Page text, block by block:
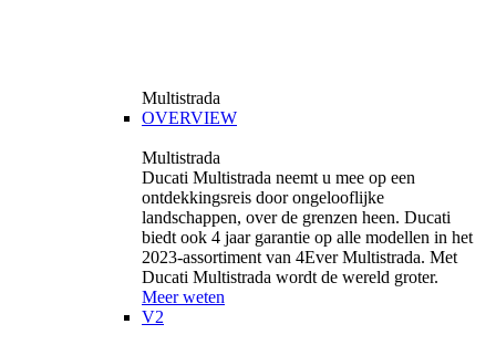
Multistrada
OVERVIEW
Multistrada
Ducati Multistrada neemt u mee op een
ontdekkingsreis door ongelooflijke
landschappen, over de grenzen heen. Ducati
biedt ook 4 jaar garantie op alle modellen in het
2023-assortiment van 4Ever Multistrada. Met
Ducati Multistrada wordt de wereld groter.
Meer weten
V2